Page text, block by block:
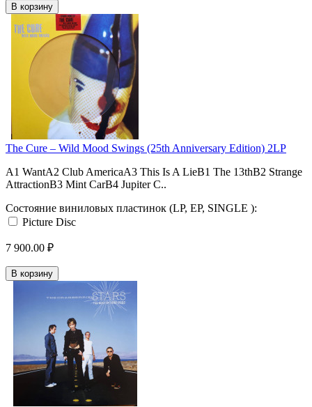
В корзину
The Cure – Wild Mood Swings (25th Anniversary Edition) 2LP
A1 WantA2 Club AmericaA3 This Is A LieB1 The 13thB2 Strange
AttractionB3 Mint CarB4 Jupiter C..
Состояние виниловых пластинок (LP, EP, SINGLE ):
Picture Disc
7 900.00 ₽
В корзину